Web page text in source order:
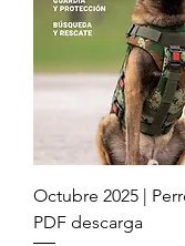
Octubre 2025 |
PDF descarga